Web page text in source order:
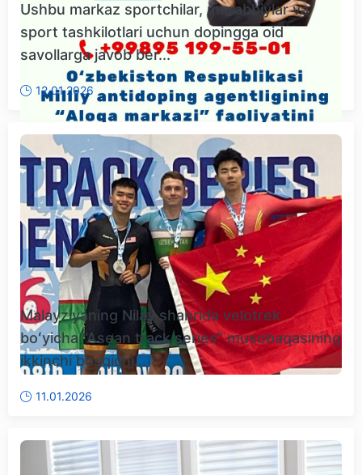
Ushbu markaz sportchilar, murabbiylar va
sport tashkilotlari uchun dopingga oid
savollarga javob ber...
12.01.2026
Malayziyaning Nilay shahrida velotrek
boʻyicha “Asean track series” musobaqasining
ikkinchi bosqichi...
11.01.2026